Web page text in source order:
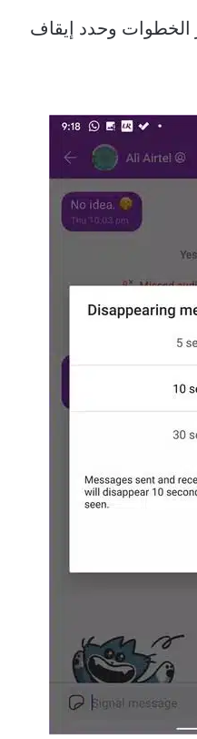
الخطوات وحدد إيقاف